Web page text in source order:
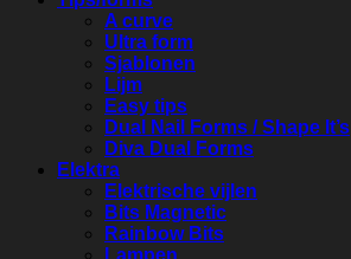
A curve
Ultra form
Sjablonen
Lijm
Easy tips
Dual Nail Forms / Shape It’s
Diva Dual Forms
Elektra
Elektrische vijlen
Bits Magnetic
Rainbow Bits